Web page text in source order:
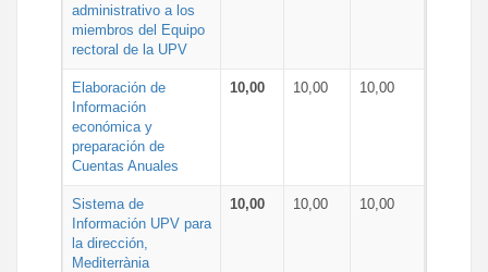
administrativo a los
miembros del Equipo
rectoral de la UPV
Elaboración de
Información
económica y
preparación de
Cuentas Anuales
10,00 10,00 10,00
Sistema de
Información UPV para
la dirección,
Mediterrània
10,00 10,00 10,00